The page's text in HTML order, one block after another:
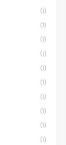
(1)
(1)
(1)
(1)
(1)
(1)
(1)
(1)
(1)
(1)